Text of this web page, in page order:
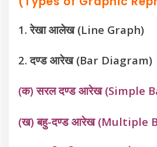
1. रेखा आलेख (Line Graph)
2. दण्ड आरेख (Bar Diagram)
(क) सरल दण्ड आरेख (Simple
(ख) बहु-दण्ड आरेख (Multiple